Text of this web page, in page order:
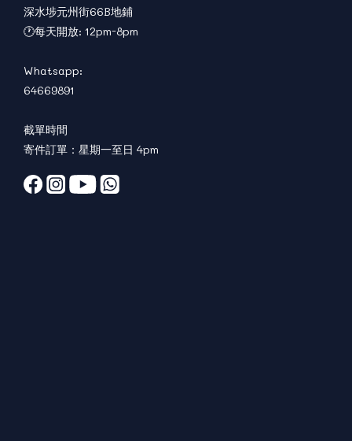
深水埗元州街66B地鋪
🕐每天開放: 12pm-8pm
Whatsapp:
64669891
截單時間
寄件訂單：星期一至日 4pm